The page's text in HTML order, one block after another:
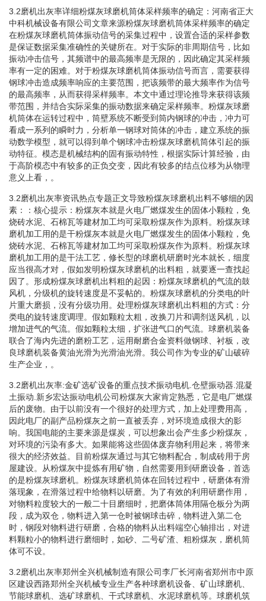
3.2磨机出灰率详细粉煤灰球磨机筒体采样频率的确定：河南省正大
中科机械设备有限公司文章来源粉煤灰球磨机筒体采样频率的确定
在粉煤灰球磨机筒体振动信号的采集过程中，设置合适的采样参数
是保证数据采集准确性的关键所在。对于实际的非周期信号，比如
振动冲击信号，其频谱中的最高频率是无限的，因此确定其采样频
率有一定的困难。对于粉煤灰球磨机筒体振动信号而言，需要获得
钢球冲击造成频率响应的主要范围，把该频带的最大频率作为信号
的最高频率，从而获得采样频率。本文中通过理论推导来获得该频
带范围，并结合实际采集的振动数据来确定采样频率。粉煤灰球磨
机筒体在运转过程中，筒壁系统不断受到筒内钢球的冲击，冲力可
看成一系列的瞬时力，分析单一钢球对筒体的冲击，建立系统的振
动数学模型，就可以得到单个钢球冲击粉煤灰球磨机筒体引起的振
动特征。模态是机械结构的固有振动特性，根据实际计算经验，由
于高阶模态中有较多的正负交变，因此有较多的结点位移为从物理
意义上看，。
3.2磨机出灰率资讯热点专题正文导致粉煤灰球磨机出料不够细的因
素：：核心提示：粉煤灰本就是火电厂燃煤发生的固体小颗粒，免
烧砖水泥、石棉瓦等建材加工均可采取粉煤灰作为原料。粉煤灰球
磨机加工用的是干粉煤灰本就是火电厂燃煤发生的固体小颗粒，免
烧砖水泥、石棉瓦等建材加工均可采取粉煤灰作为原料。粉煤灰球
磨机加工用的是干法工艺，修长型的球磨机研磨时光本就长，细度
应当很高才对，假如发明粉煤灰球磨机的出料粗，就要逐一查找起
因了。形成粉煤灰球磨机出料粗的起因：粉煤灰球磨机的气流的鼓
风机，分级机的旋转速度是不妥帖的。粉煤灰球磨机的分类电的叶
片重大磨损，没有分级功用。处理粉煤灰球磨机出料粗的方式：分
类电的旋转速度调理。假如颗粒太粗，改换刀片和调剂送风机，以
增加进气的气流。假如颗粒太细，扩张进气口的气流。球磨机装备
联合了海内先进的磨粉工艺，运用耐磨合金资料做钢球、衬板，改
良球磨机装备黄油光滑为光滑油光滑。我公司作为专业的矿山破碎
生产企业，。
3.2磨机出灰率:金矿选矿设备的重点技术振动电机.仓壁振动器.混凝
土振动.新乡宏达振动电机公司粉煤灰大家肯定熟悉，它是电厂燃煤
后的废物。由于以前没有一个很好的处理方式，加上处理费用高，
因此电厂的副产品粉煤灰之前一直被丢弃，对环境造成很大的影
响。我国电能的主要来源是煤炭，可以想象出会产生多少粉煤灰，
对环境的污染有多大。如果能将这些固体废弃物利用起来，将带来
很大的经济效益。目前粉煤灰通过与其它物料配合，制成砖用于房
屋建设。从粉煤灰中提炼有用矿物，自然需要用到研磨设备，首选
的是粉煤灰球磨机。粉煤灰球磨机筒体在回转过程中，研磨体有滑
落现象，在滑落过程中给物料以研磨。为了有效的利用研磨作用，
对物料粒度较大的一般二十目磨细时，把磨体筒体用隔仓板分为两
段，成为双仓，物料进入第一仓时被钢球击碎，物料进入第二仓
时，钢段对物料进行研磨，合格的物料从出料端空心轴排出，对进
料颗粒小的物料进行磨细时，如砂、二号矿渣、粗粉煤灰，磨机筒
体可不设。
3.2磨机出灰率郑州全兴机械制造有限公司李厂长河南省郑州市中原
区建设西路郑州全兴机械专业生产各种球磨机设备、矿山球磨机、
节能球磨机、选矿球磨机、干式球磨机、水泥球磨机等。球磨机筑